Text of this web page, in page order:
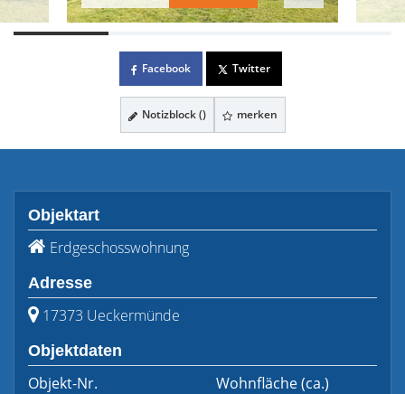
Facebook Twitter
Notizblock () merken
Objektart
Erdgeschosswohnung
Adresse
17373 Ueckermünde
Objektdaten
Objekt-Nr.
Wohnfläche(ca.)